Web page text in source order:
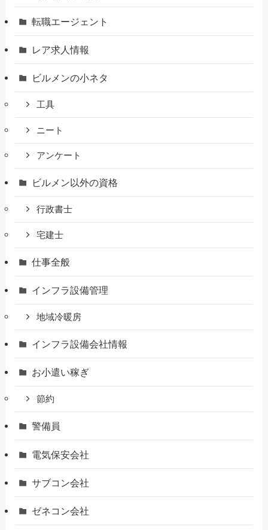
転職エージェント
レア求人情報
ビルメンの小ネタ
工具
ニート
アンケート
ビルメン以外の資格
行政書士
宅建士
仕事全般
インフラ設備管理
地域冷暖房
インフラ設備会社情報
お小遣い稼ぎ
節約
警備員
電気保安会社
サブコン会社
ゼネコン会社